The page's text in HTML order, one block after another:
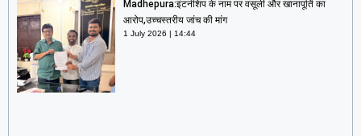
Madhepura:इंटर्नशिप के नाम पर वसूली और खानापूर्ति का
आरोप,उच्चस्तरीय जांच की मांग
1 July 2026 14:44